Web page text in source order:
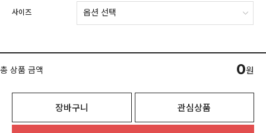
사이즈
총 상품 금액 0원
장바구니 관심상품